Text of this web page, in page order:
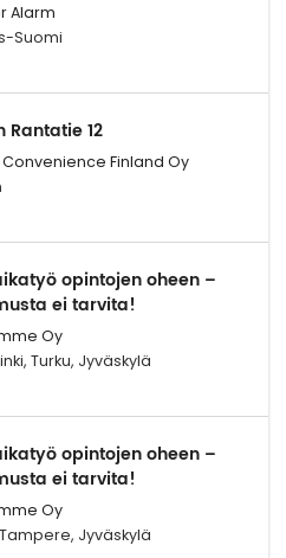
Alarm
Suomi
Rantatie 12
Finland Oy
opintojen oheen –
ei tarvita!
Oy
Turku, Jyväskylä
opintojen oheen –
ei tarvita!
Oy
Jyväskylä